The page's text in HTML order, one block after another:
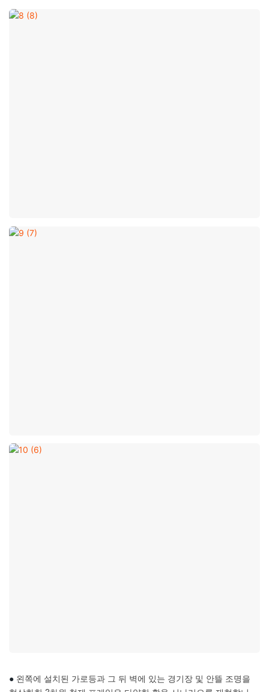
● 왼쪽에 설치된 가로등과 그 뒤 벽에 있는 경기장 및 안뜰 조명을